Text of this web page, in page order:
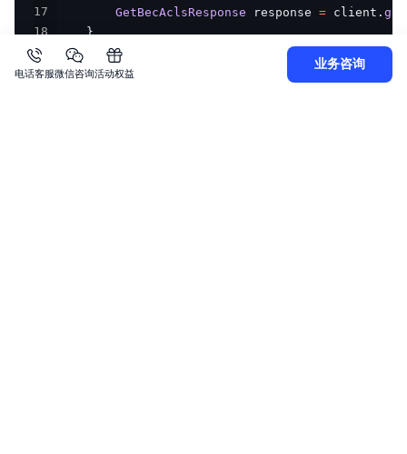
17
GetBecAclsResponse response = client .
18
}
电话客服微信咨询活动权益
业务咨询